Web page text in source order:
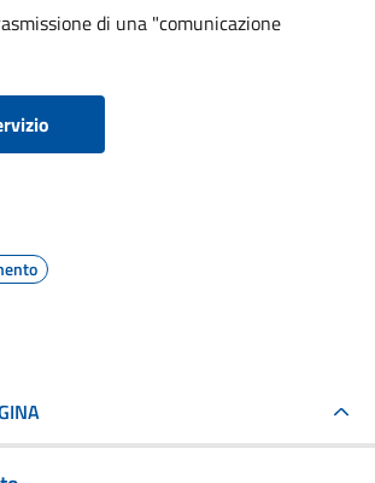
di una "comunicazione